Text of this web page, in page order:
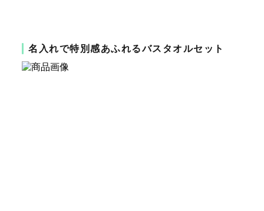
名入れで特別感あふれるバスタオルセット